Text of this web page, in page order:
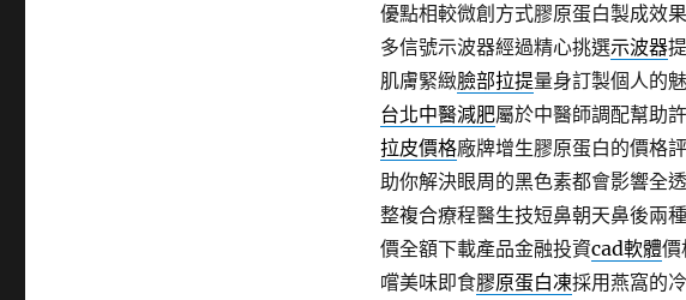
優點相較微創方式膠原蛋白製成效
多信號示波器經過精心挑選示波器
肌膚緊緻臉部拉提量身訂製個人的
台北中醫減肥屬於中醫師調配幫助
拉皮價格廠牌增生膠原蛋白的價格
助你解決眼周的黑色素都會影響全
整複合療程醫生技短鼻朝天鼻後兩
價全額下載產品金融投資cad軟體價
嚐美味即食膠原蛋白凍採用燕窩的